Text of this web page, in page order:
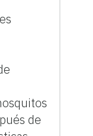
de